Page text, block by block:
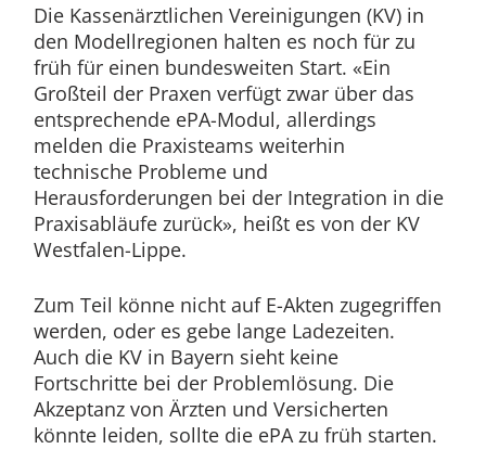
Die Kassenärztlichen Vereinigungen (KV) in
den Modellregionen halten es noch für zu
früh für einen bundesweiten Start. «Ein
Großteil der Praxen verfügt zwar über das
entsprechende ePA-Modul, allerdings
melden die Praxisteams weiterhin
technische Probleme und
Herausforderungen bei der Integration in die
Praxisabläufe zurück», heißt es von der KV
Westfalen-Lippe.
Zum Teil könne nicht auf E-Akten zugegriffen
werden, oder es gebe lange Ladezeiten.
Auch die KV in Bayern sieht keine
Fortschritte bei der Problemlösung. Die
Akzeptanz von Ärzten und Versicherten
könnte leiden, sollte die ePA zu früh starten.